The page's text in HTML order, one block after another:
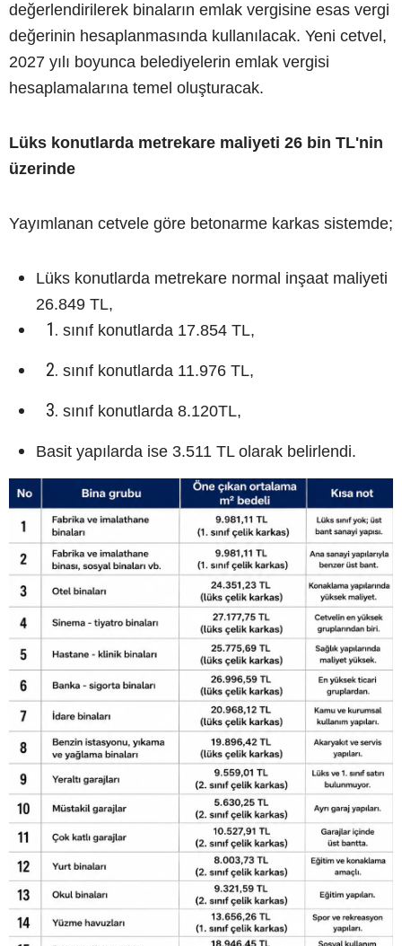
değerlendirilerek binaların emlak vergisine esas vergi
değerinin hesaplanmasında kullanılacak. Yeni cetvel,
2027 yılı boyunca belediyelerin emlak vergisi
hesaplamalarına temel oluşturacak.
Lüks konutlarda metrekare maliyeti 26 bin TL'nin
üzerinde
Yayımlanan cetvele göre betonarme karkas sistemde;
Lüks konutlarda metrekare normal inşaat maliyeti
26.849 TL,
sınıf konutlarda 17.854 TL,
sınıf konutlarda 11.976 TL,
sınıf konutlarda 8.120TL,
Basit yapılarda ise 3.511 TL olarak belirlendi.